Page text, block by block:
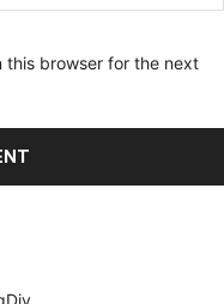
this browser for the next